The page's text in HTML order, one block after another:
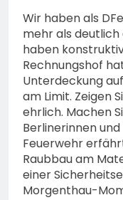
Wir haben als
mehr als deutlich
haben
Rechnungshof
Unterdeckung
am Limit. Zeigen
ehrlich. Machen
Berlinerinnen
Feuerwehr
Raubbau am
einer
Morgenthau-